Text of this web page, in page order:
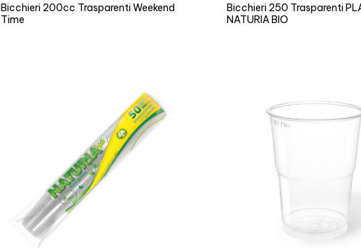
Bicchieri 200cc Trasparenti Weekend
Time
Bicchieri 250 Trasparenti
NATURIA BIO